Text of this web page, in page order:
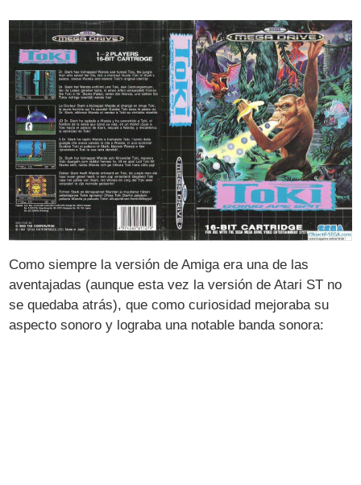
Como siempre la versión de Amiga era una de las
aventajadas (aunque esta vez la versión de Atari ST no
se quedaba atrás), que como curiosidad mejoraba su
aspecto sonoro y lograba una notable banda sonora: